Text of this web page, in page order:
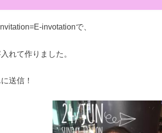
invotationで、
れて作りました。
送信！